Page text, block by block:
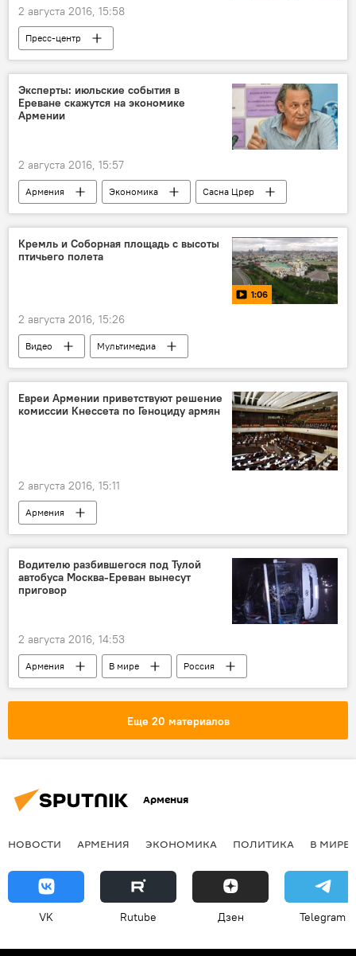
2 августа 2016, 15:58
Пресс-центр
Эксперты: июльские события в
Ереване скажутся на экономике
Армении
2 августа 2016, 15:57
Армения Экономика Сасна Црер
Кремль и Соборная площадь с высоты
птичьего полета
1:06
2 августа 2016, 15:26
Видео Мультимедиа
Евреи Армении приветствуют решение
комиссии Кнессета по Геноциду армян
2 августа 2016, 15:11
Армения
Водителю разбившегося под Тулой
автобуса Москва-Ереван вынесут
приговор
2 августа 2016, 14:53
Армения В мире Россия
Еще 20 материалов
Армения
НОВОСТИ АРМЕНИЯ ЭКОНОМИКА ПОЛИТИКА В МИРЕ
VK Rutube Дзен Telegram